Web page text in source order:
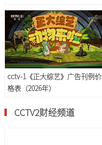
cctv-1《正大综艺》广告刊例价
格表（2026年）
CCTV2财经频道